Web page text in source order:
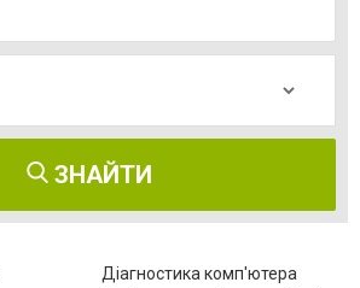
ЗНАЙТИ
Діагностика комп'ютера